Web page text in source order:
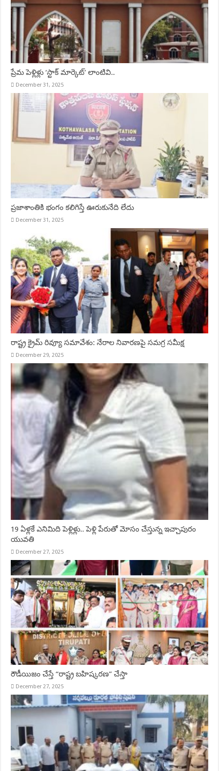
ప్రేమ పెళ్లిళ్లు ‘స్టాక్ మార్కెట్’ లాంటివి..
December 31, 2025
ప్రజాశాంతికి భంగం కలిగిస్తే ఊరుకునేది లేదు
December 31, 2025
రాష్ట్ర క్రైమ్ రివ్యూ సమావేశం: నేరాల నివారణపై సమగ్ర సమీక్ష
December 29, 2025
19 ఏళ్లకే ఎనిమిది పెళ్లిళ్లు.. పెళ్లి పేరుతో మోసం చేస్తున్న ఇచ్చాపురం
యువతి
December 27, 2025
రౌడీయిజం చేస్తే “రాష్ట్ర బహిష్కరణ” చేస్తా
December 27, 2025